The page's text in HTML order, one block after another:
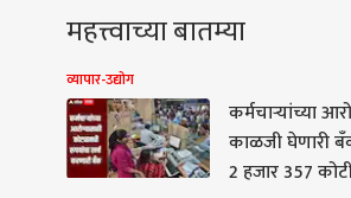
महत्त्वाच्या बातम्या
व्यापार-उद्योग
कर्मचाऱ्यांच्या
काळजी घेणारी
2 हजार 357